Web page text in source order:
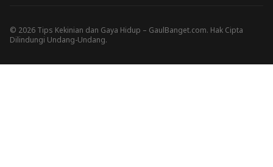
© 2026 Tips Kekinian dan Gaya Hidup – GaulBanget.com. Hak Cipta
Dilindungi Undang-Undang.